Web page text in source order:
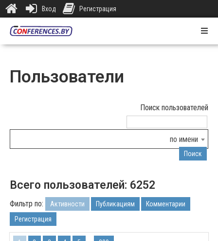
Площадки
Пользователи
Поиск пользователей
по имени
Поиск
Всего пользователей: 6252
Фильтр по: Активности Публикациям
Комментарии
Регистрация
Вход Регистрация